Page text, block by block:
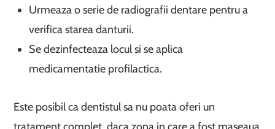
Urmeaza o serie de radiografii dentare pentru a
verifica starea danturii.
Se dezinfecteaza locul si se aplica
medicamentatie profilactica.
Este posibil ca dentistul sa nu poata oferi un